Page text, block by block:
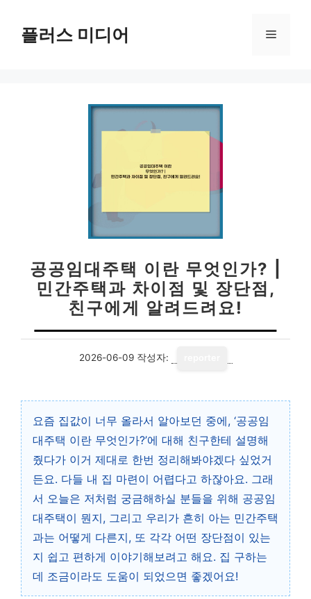
플러스 미디어 메
공공임대주택 이란 무엇인가? |
민간주택과 차이점 및 장단점,
친구에게 알려드려요!
2026-06-09 작성자:
요즘 집값이 너무 올라서 알아보던 중에, ‘공공임
대주택 이란 무엇인가?’에 대해 친구한테 설명해
줬다가 이거 제대로 한번 정리해봐야겠다 싶었거
든요. 다들 내 집 마련이 어렵다고 하잖아요. 그래
서 오늘은 저처럼 궁금해하실 분들을 위해 공공임
대주택이 뭔지, 그리고 우리가 흔히 아는 민간주택
과는 어떻게 다른지, 또 각각 어떤 장단점이 있는
지 쉽고 편하게 이야기해보려고 해요. 집 구하는
데 조금이라도 도움이 되었으면 좋겠어요!